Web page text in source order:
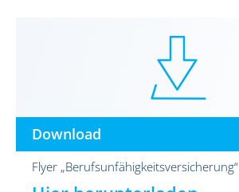
Download
Flyer „Berufsunfähigkeitsversicherung“